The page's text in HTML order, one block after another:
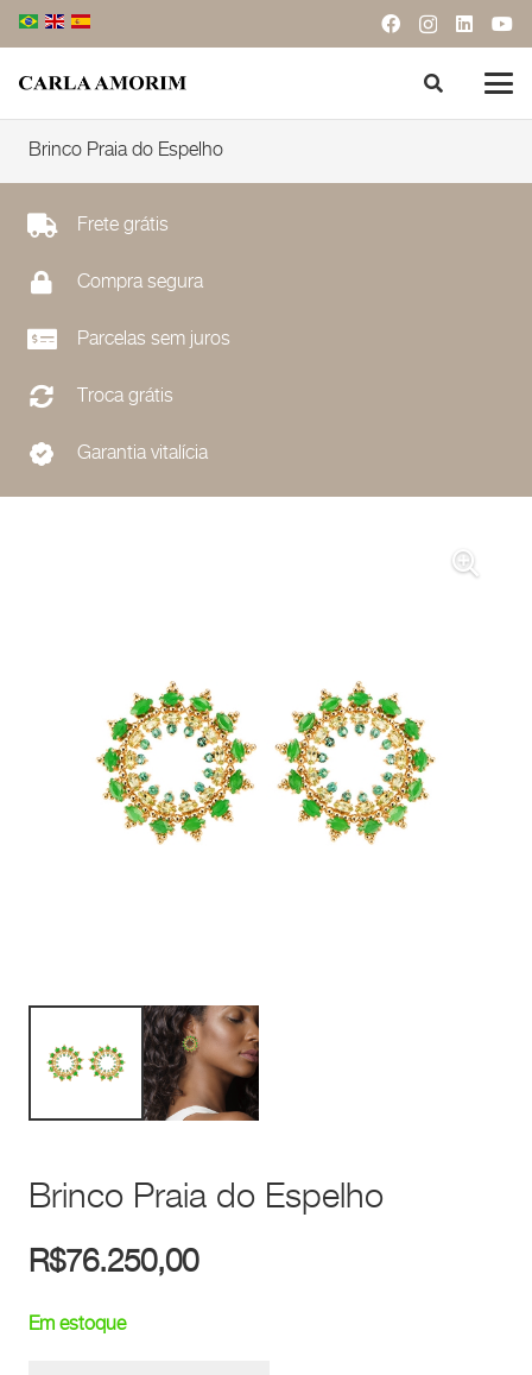
Brinco Praia do Espelho
Frete grátis
Compra segura
Parcelas sem juros
Troca grátis
Garantia vitalícia
Brinco Praia do Espelho
R$76.250,00
Em estoque